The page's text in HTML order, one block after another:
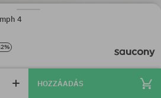
4
HOZZÁADÁS